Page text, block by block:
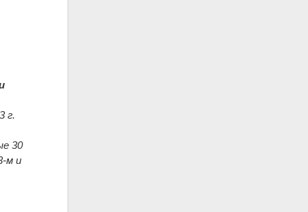
г.
30
м и